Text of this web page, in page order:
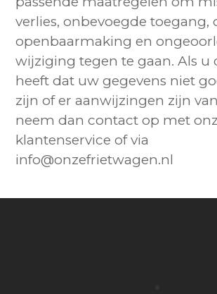
verlies, onbevoegde toegang,
openbaarmaking en
wijziging tegen te gaan. Als u
heeft dat uw gegevens niet
zijn of er aanwijzingen zijn
neem dan contact op met
klantenservice of via
info@onzefrietwagen.nl